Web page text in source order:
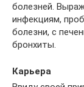
болезней.
инфекциям,
болезни, с
бронхиты.
Карьера